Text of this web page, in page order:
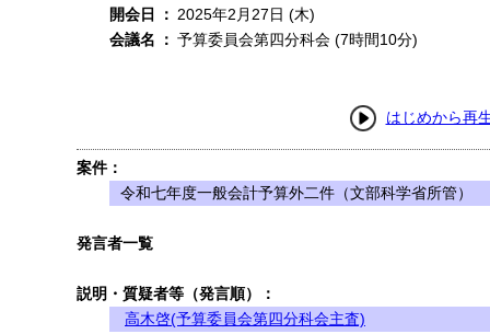
開会日 ： 2025年2月27日 (木)
会議名
： 予算委員会第四分科会 (7時間10分)
はじめから再
案件：
令和七年度一般会計予算外二件（文部科学省所管）
発言者一覧
説明・質疑者等（発言順）：
高木啓(予算委員会第四分科会主査)